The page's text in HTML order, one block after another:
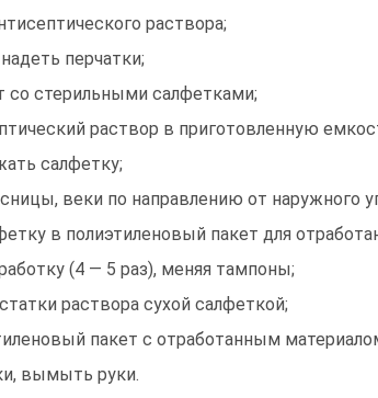
раствора;
перчатки;
со стерильными салфетками;
раствор в приготовленную
салфетку;
веки по направлению от наружного
в полиэтиленовый пакет для
(4 — 5 раз), меняя тампоны;
раствора сухой салфеткой;
пакет с отработанным
вымыть руки.